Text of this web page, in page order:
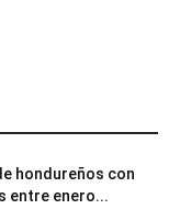
hondureños con
entre enero...